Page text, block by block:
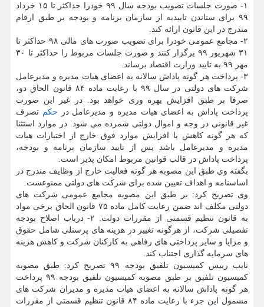
۱- صورت جلسات تصویب بودجه سال ۹۹ خودرا حداكثر تا ۱۵ خرداد
۹۹ برای ستاندن تاییدیه از سازمان برنامه و بودجه بر طبق ارقام
مندرج در این قانون ارائه كند.
۲- مجامع عمومی خودرا برای تصویب صورت های مالی ۹۸ حداكثر تا
۳۱ شهریور ۹۹ برگزار كنند و صورت جلسات مربوط را حداكثر تا ۳۰
مهر ۹۹ به تایید وزارت اقتصاد برساند.
۳- پرداخت هر گونه پاداش سالانه به اعضای هیات مدیره و مدیرعامل
شركت های دولتی در سال ۹۹ با رعایت ماده ۸۴ قانون الحاق دو،
صرفا بر طبق افزایش بهره وری خواهد بود. در غیر این صورت
پرداخت پاداش به اعضای هیات مدیره و مدیرعامل در حكم تصرف
غیر قانونی در وجه و اموال دولتی شمرده می شود. در موارد استثنا
كه هر گونه كاهش یا افزایش موارد فوق خارج از اختیارات هیات
مدیره و مدیرعامل باشد پس از تایید سازمان برنامه و بودجه،
پرداخت پاداش در قالب قوانین مربوط امكان پذیر است.
بگفته وی طبق این مصوبه هر گونه فعالیت خارج از وظایف مندرج در
اساسنامه و اهداف تعیین شده برای شركت های دولتی ممنوعست.
وی تصریح كرد: بر طبق این مصوبه مجامع عمومی شركت های
دولتی مكلف اند ضمن رعایت كامل ماده ۷۵ قانون الحاق برخی مواد
به قانون تنظیم قسمتی از مقررات دولت. ۲- درباب اصلاح بودجه
تفصیلی شركت، از هرگونه تغییر در هزینه های پرسنلی شامل حقوق
و مزایا و سایر پرداختی های رفاهی به كاركنان شركت و كاهش هزینه
های سرمایه گذاری اجتناب كند.
نایب رییس كمیسیون تلفیق بودجه ۹۹ تصریح كرد: طبق مصوبه
كمیسیون تلفیق بر طبق مصوبه كمیسیون تلفیق بودجه ۹۹ پرداخت
هر گونه پاداش سالانه به اعضای هیات مدیره و مدیران شركت های
مشمول این جزء با رعایت ماده ۸۴ قانون تنظیم قسمتی از مقررات